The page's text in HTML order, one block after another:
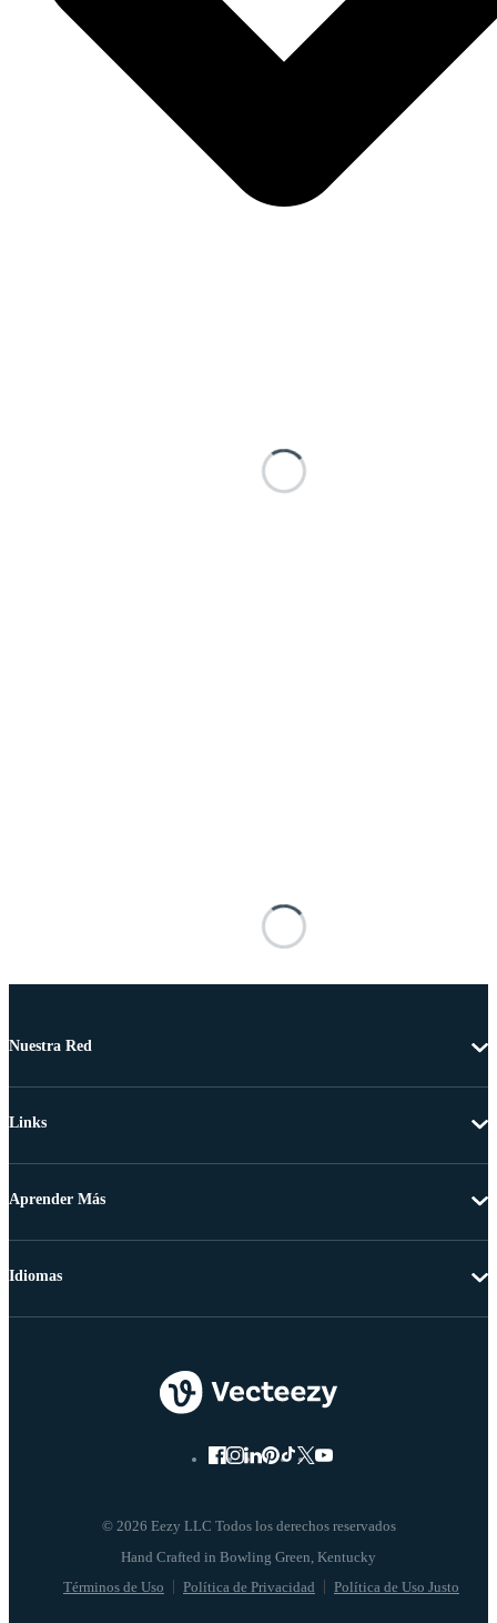
Nuestra Red
Links
Aprender Más
© 2026 Eezy LLC Todos los derechos reservados
Términos de Uso Política de Privacidad Política de Uso Justo
Idiomas